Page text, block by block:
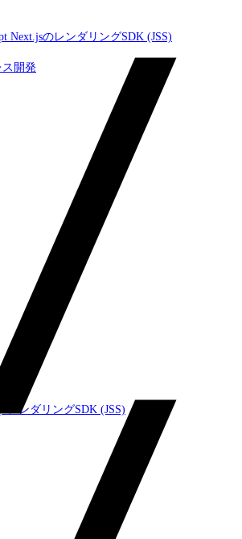
Next.jsのレンダリングSDK (JSS)
ス開発
レンダリングSDK (JSS)